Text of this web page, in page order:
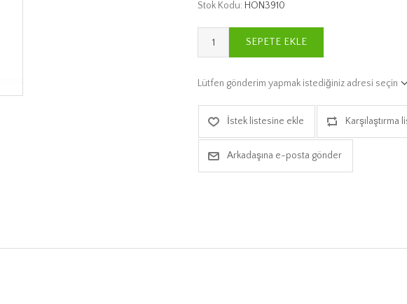
Stok Kodu: HON3910
SEPETE EKLE
Lütfen gönderim yapmak istediğiniz adresi seçin
İstek listesine ekle Karşılaştırma
Arkadaşına e-posta gönder